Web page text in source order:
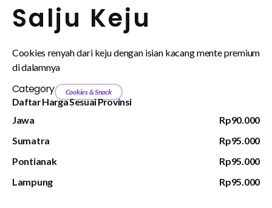
Salju Keju
Cookies renyah dari keju dengan isian kacang mente premium
di dalamnya
Category Cookies & Snack
Daftar Harga Sesuai Provinsi
Jawa
Rp90.000
Sumatra
Rp95.000
Pontianak
Rp95.000
Lampung
Rp95.000